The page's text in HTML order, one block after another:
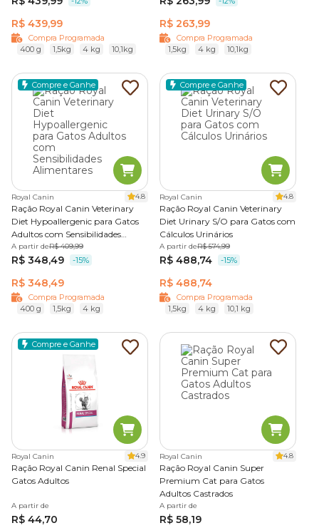
R$ 439,99
Compra Programada
400 g
1,5kg 4 kg 10,1kg
R$ 263,99
Compra Programada
1,5kg
4 kg 10,1kg
Compre e Ganhe
Royal Canin 4.8
Ração Royal Canin Veterinary
Diet Hypoallergenic para Gatos
Adultos com Sensibilidades
Alimentares
A partir deR$ 409,99
R$ 348,49 -15%
R$ 348,49
Compra Programada
400 g
1,5kg 4 kg
Compre e Ganhe
Royal Canin 4.8
Ração Royal Canin Veterinary
Diet Urinary S/O para Gatos com
Cálculos Urinários
A partir deR$ 574,99
R$ 488,74 -15%
R$ 488,74
Compra Programada
1,5kg
4 kg 10,1 kg
Compre e Ganhe
Royal Canin 4.9
Ração Royal Canin Renal Special
Gatos Adultos
A partir de
R$ 44,70
Royal Canin 4.8
Ração Royal Canin Super
Premium Cat para Gatos
Adultos Castrados
A partir de
R$ 58,19